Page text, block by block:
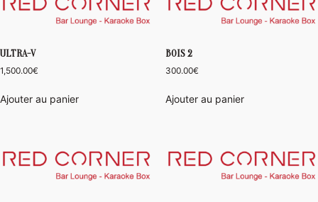
ULTRA-V
1,500.00€
Ajouter au panier
BOIS 2
300.00€
Ajouter au panier